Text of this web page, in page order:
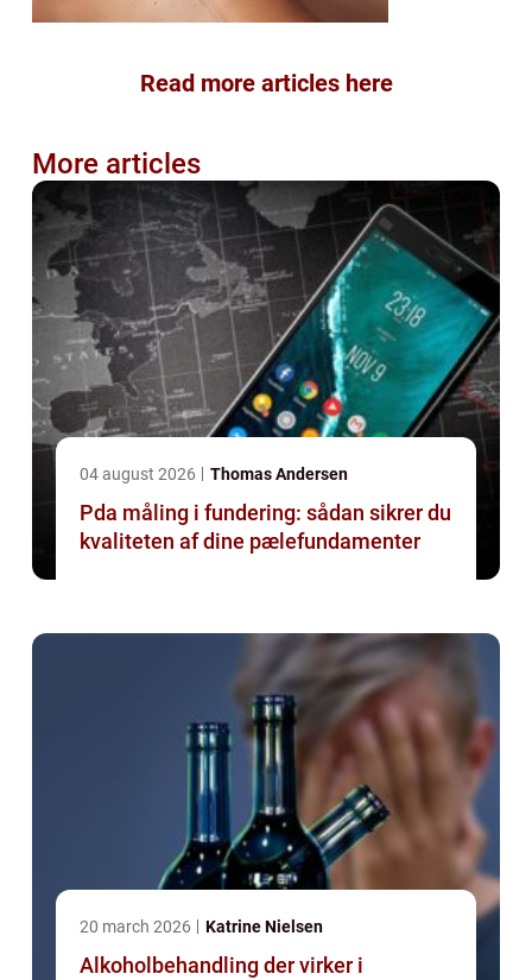
Read more articles here
More articles
04 august 2026 Thomas Andersen
Pda måling i fundering: sådan sikrer du
kvaliteten af dine pælefundamenter
20 march 2026 Katrine Nielsen
Alkoholbehandling der virker i